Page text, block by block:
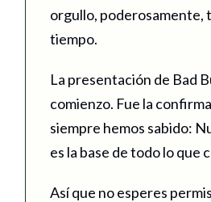
orgullo, poderosamente,
tiempo.
La presentación de Bad
comienzo. Fue la
siempre hemos sabido:
es la base de todo lo que
Así que no esperes